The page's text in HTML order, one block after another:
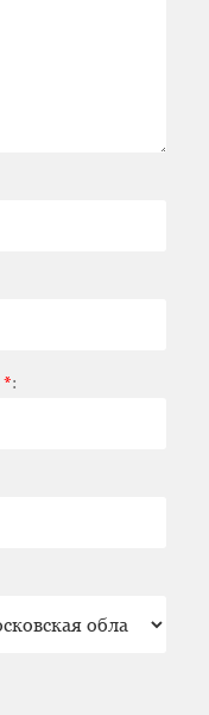
*: